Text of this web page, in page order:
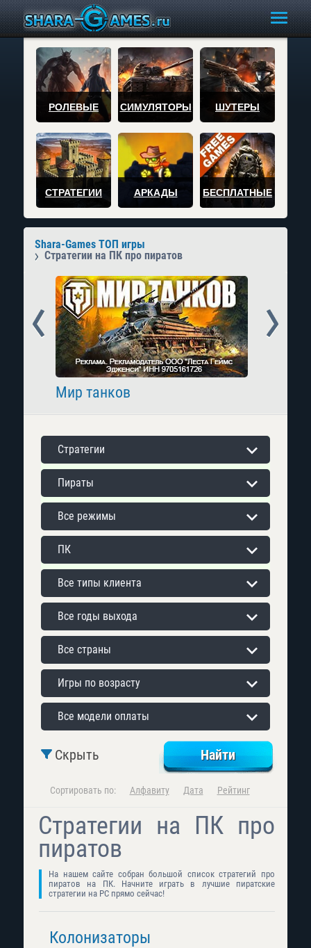
РОЛЕВЫЕ СИМУЛЯТОРЫ ШУТЕРЫ
СТРАТЕГИИ АРКАДЫ БЕСПЛАТНЫЕ
Shara-Games ТОП игры
Стратегии на ПК про пиратов
Мир танков
Prev
Стратегии
Пираты
Все режимы
ПК
Все типы клиента
Все годы выхода
Все страны
Игры по возрасту
Все модели оплаты
Скрыть
Сортировать по: Алфавиту Дата Рейтинг
Стратегии на ПК про
пиратов
На нашем сайте собран большой список стратегий про
пиратов на ПК. Начните играть в лучшие пиратские
стратегии на PC прямо сейчас!
Колонизаторы